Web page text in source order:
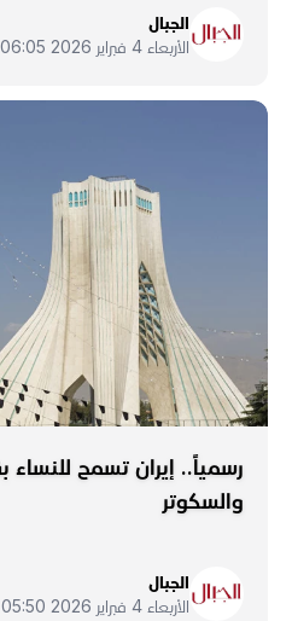
الجبال
الأربعاء 4 فبراير 2026 06:05 م
رسمياً.. إيران تسمح للنساء
والسكوتر
الجبال
الأربعاء 4 فبراير 2026 05:50 م